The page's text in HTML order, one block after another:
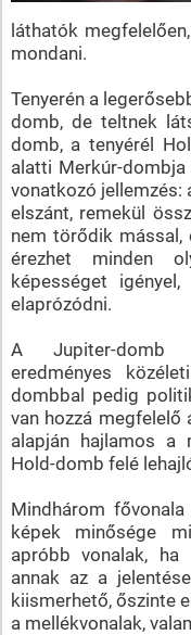
láthatók
mondani.
Tenyerén a
domb, de teltnek
domb, a tenyérél
alatti Merkúr-
vonatkozó jellemzés:
elszánt, remekül
nem törődik mással,
érezhet minden
képességet
elaprózódni.
A Jupiter-domb
eredményes
dombbal pedig
van hozzá megfelelő
alapján hajlamos a
Hold-domb felé
Mindhárom
képek minősége
apróbb vonalak, ha
annak az a
kiismerhető, őszinte
a mellékvonalak,